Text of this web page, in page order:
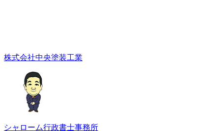
株式会社中央塗装工業
シャローム行政書士事務所